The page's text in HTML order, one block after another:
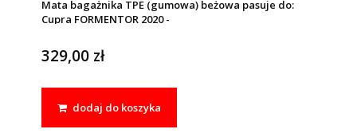
Mata bagażnika TPE (gumowa) beżowa pasuje do:
Cupra FORMENTOR 2020 -
329,00 zł
dodaj do koszyka